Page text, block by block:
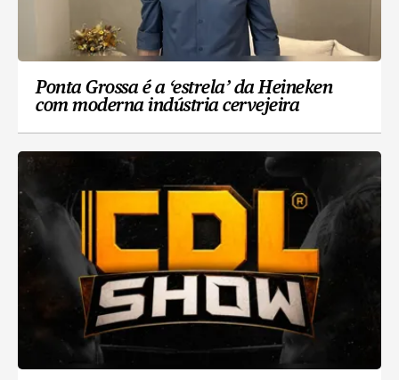
Ponta Grossa é a ‘estrela’ da Heineken
com moderna indústria cervejeira